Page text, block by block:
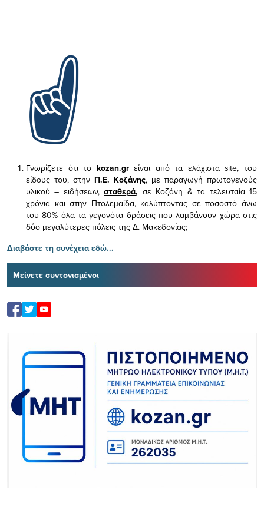
Γνωρίζετε ότι το kozan.gr είναι από τα ελάχισταsite, του
είδους του, στην Π.Ε. Κοζάνης, με παραγωγή πρωτογενούς
υλικού – ειδήσεων,σταθερά, σε Κοζάνη & τα τελευταία 15
χρόνια και στην Πτολεμαΐδα, καλύπτοντας σε ποσοστό άνω
του 80% όλα τα γεγονότα δράσεις που λαμβάνουν χώρα στις
δύο μεγαλύτερες πόλεις της Δ. Μακεδονίας;
Διαβάστε τη συνέχεια εδώ...
Μείνετε συντονισμένοι